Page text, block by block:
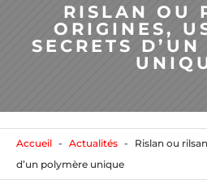
RISLAN OU
ORIGINES,
SECRETS
Accueil Actualités
Rislan ou
d’un polymère unique